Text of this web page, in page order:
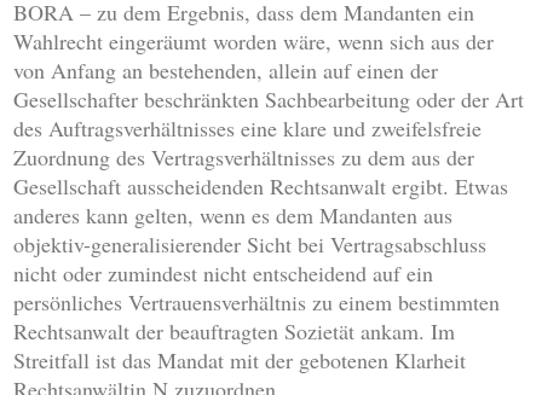
BORA – zu dem Ergebnis, dass dem Mandanten ein
Wahlrecht eingeräumt worden wäre, wenn sich aus der
von Anfang an bestehenden, allein auf einen der
Gesellschafter beschränkten Sachbearbeitung oder der Art
des Auftragsverhältnisses eine klare und zweifelsfreie
Zuordnung des Vertragsverhältnisses zu dem aus der
Gesellschaft ausscheidenden Rechtsanwalt ergibt. Etwas
anderes kann gelten, wenn es dem Mandanten aus
objektiv-generalisierender Sicht bei Vertragsabschluss
nicht oder zumindest nicht entscheidend auf ein
persönliches Vertrauensverhältnis zu einem bestimmten
Rechtsanwalt der beauftragten Sozietät ankam. Im
Streitfall ist das Mandat mit der gebotenen Klarheit